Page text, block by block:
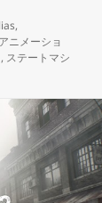
,
アニメーショ
, ステートマシ
読み解く【初心